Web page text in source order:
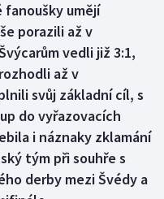
fanoušky umějí
porazili až v
vedli již 3:1,
až v
svůj základní cíl, s
do vyřazovacích
i náznaky zklamání
tým při souhře s
derby mezi Švédy a